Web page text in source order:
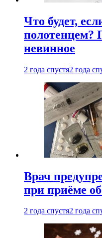
Что будет,
полотенцем?
невинное
2 года спустя2 года
Врач
при приëме
2 года спустя2 года